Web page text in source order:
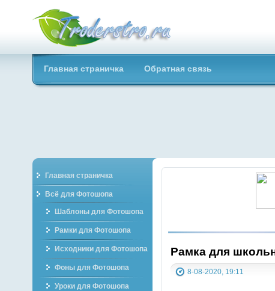
Troderstro.ru -
Портал о
Главная страничка Обратная связь
Главная страничка
Всё для Фотошопа
Шаблоны для Фотошопа
Рамки для Фотошопа
Исходники для Фотошопа
Фоны для Фотошопа
Уроки для Фотошопа
Рамка для
8-08-2020, 19:11